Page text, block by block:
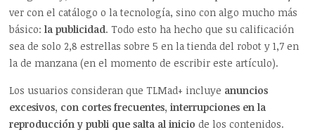
ver con el catálogo o la tecnología, sino con algo mucho más
básico: la publicidad. Todo esto ha hecho que su calificación
sea de solo 2,8 estrellas sobre 5 en la tienda del robot y 1,7 en
la de manzana (en el momento de escribir este artículo).
Los usuarios consideran que TLMad+ incluye anuncios
excesivos, con cortes frecuentes, interrupciones en la
reproducción y publi que salta al inicio de los contenidos.